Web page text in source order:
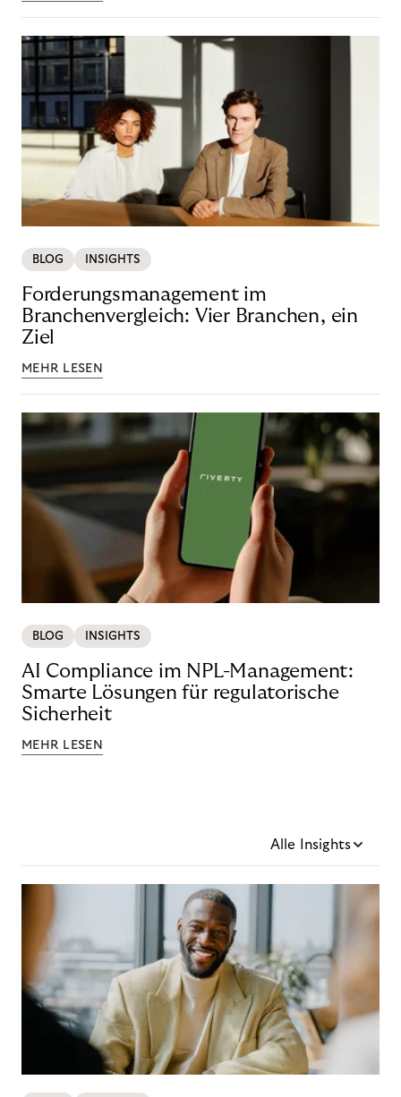
BLOG INSIGHTS
Forderungsmanagement im
Branchenvergleich: Vier Branchen, ein
Ziel
MEHR LESEN
BLOG INSIGHTS
AI Compliance im NPL-Management:
Smarte Lösungen für regulatorische
Sicherheit
MEHR LESEN
Alle Insights